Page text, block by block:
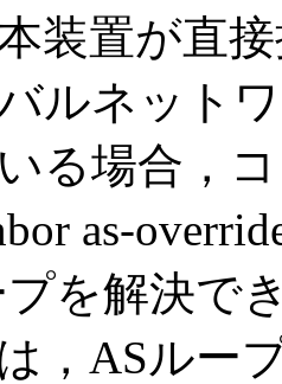
装置が直
ルネット
る場合，
as-
を解決で
，ASルー